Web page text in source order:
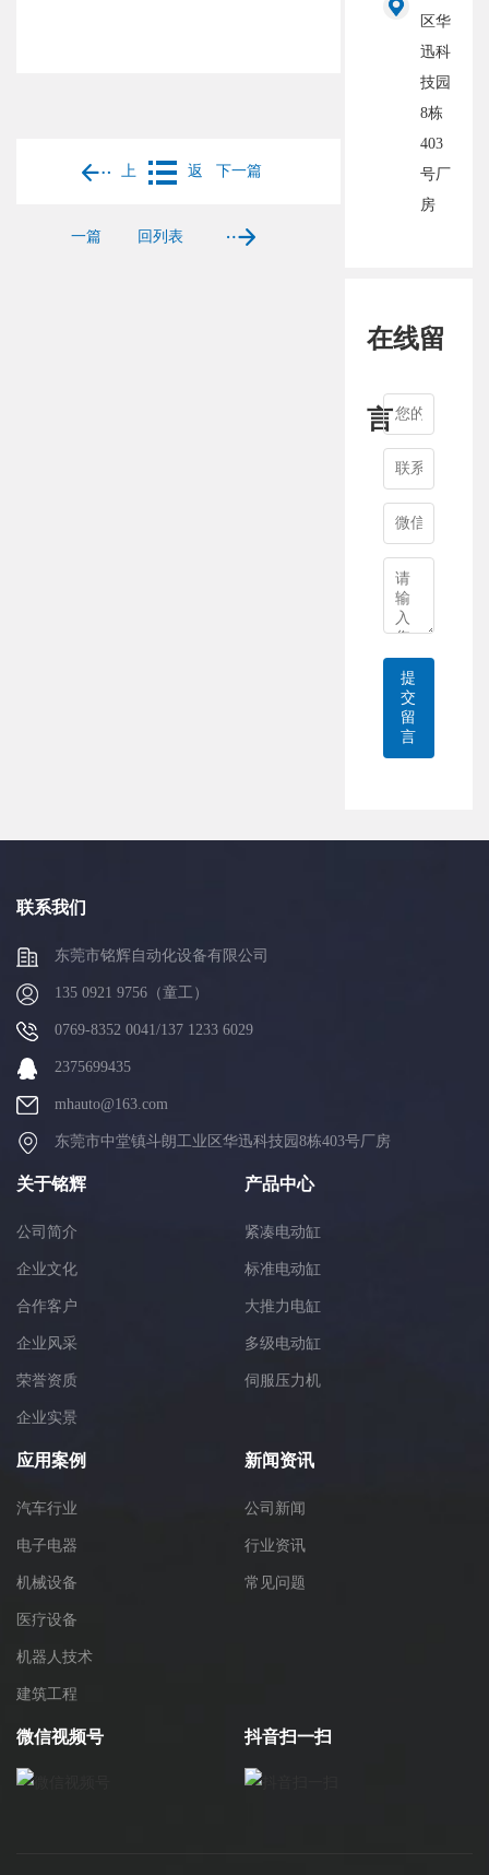
上
一篇
返
回列表
下一篇
区华
迅科
技园
8栋
403
号厂
房
在线留
言
提
交
留
言
联系我们
东莞市铭辉自动化设备有限公司
135 0921 9756（童工）
0769-8352 0041/137 1233 6029
2375699435
mhauto@163.com
东莞市中堂镇斗朗工业区华迅科技园8栋403号厂房
关于铭辉
公司简介
企业文化
合作客户
企业风采
荣誉资质
企业实景
产品中心
紧凑电动缸
标准电动缸
大推力电缸
多级电动缸
伺服压力机
应用案例
汽车行业
电子电器
机械设备
医疗设备
机器人技术
建筑工程
新闻资讯
公司新闻
行业资讯
常见问题
微信视频号 抖音扫一扫